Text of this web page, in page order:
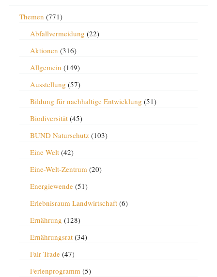
Themen (771)
Abfallvermeidung (22)
Aktionen (316)
Allgemein (149)
Ausstellung (57)
Bildung für nachhaltige Entwicklung (51)
Biodiversität(45)
BUND Naturschutz(103)
Eine Welt(42)
Eine-Welt-Zentrum(20)
Energiewende(51)
Erlebnisraum Landwirtschaft(6)
Ernährung (128)
Ernährungsrat(34)
Fair Trade(47)
Ferienprogramm(5)